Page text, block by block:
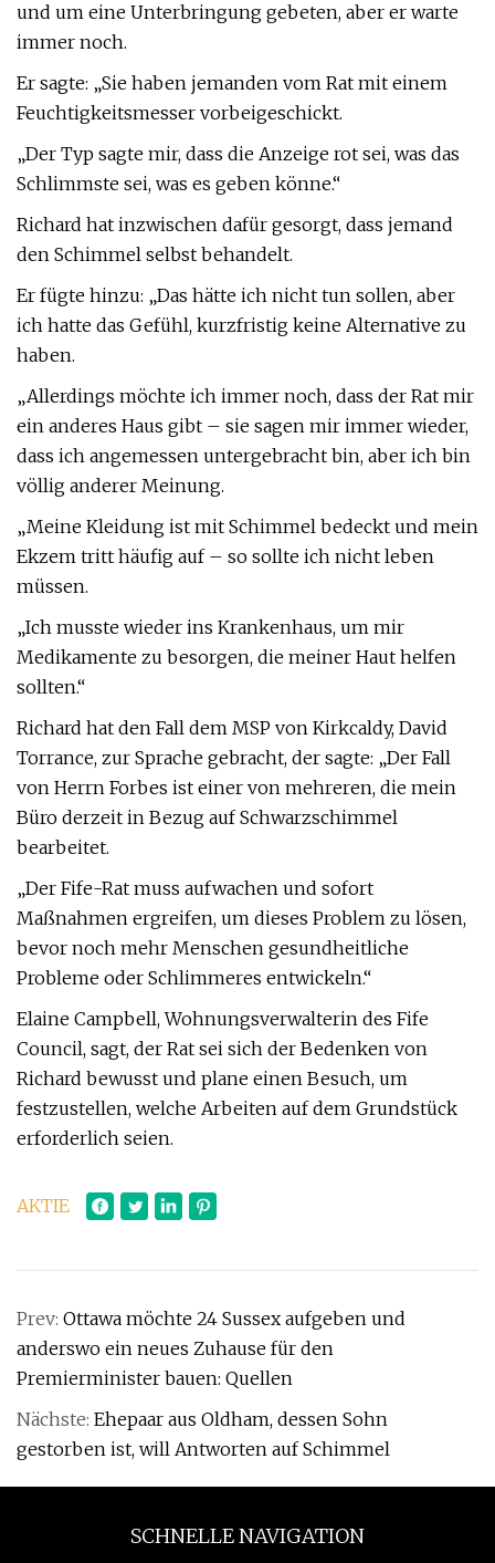
und um eine Unterbringung gebeten, aber er warte
immer noch.
Er sagte: „Sie haben jemanden vom Rat mit einem
Feuchtigkeitsmesser vorbeigeschickt.
„Der Typ sagte mir, dass die Anzeige rot sei, was das
Schlimmste sei, was es geben könne.“
Richard hat inzwischen dafür gesorgt, dass jemand
den Schimmel selbst behandelt.
Er fügte hinzu: „Das hätte ich nicht tun sollen, aber
ich hatte das Gefühl, kurzfristig keine Alternative zu
haben.
„Allerdings möchte ich immer noch, dass der Rat mir
ein anderes Haus gibt – sie sagen mir immer wieder,
dass ich angemessen untergebracht bin, aber ich bin
völlig anderer Meinung.
„Meine Kleidung ist mit Schimmel bedeckt und mein
Ekzem tritt häufig auf – so sollte ich nicht leben
müssen.
„Ich musste wieder ins Krankenhaus, um mir
Medikamente zu besorgen, die meiner Haut helfen
sollten.“
Richard hat den Fall dem MSP von Kirkcaldy, David
Torrance, zur Sprache gebracht, der sagte: „Der Fall
von Herrn Forbes ist einer von mehreren, die mein
Büro derzeit in Bezug auf Schwarzschimmel
bearbeitet.
„Der Fife-Rat muss aufwachen und sofort
Maßnahmen ergreifen, um dieses Problem zu lösen,
bevor noch mehr Menschen gesundheitliche
Probleme oder Schlimmeres entwickeln.“
Elaine Campbell, Wohnungsverwalterin des Fife
Council, sagt, der Rat sei sich der Bedenken von
Richard bewusst und plane einen Besuch, um
festzustellen, welche Arbeiten auf dem Grundstück
erforderlich seien.
AKTIE
Prev: Ottawa möchte 24 Sussex aufgeben und
anderswo ein neues Zuhause für den
Premierminister bauen: Quellen
Nächste: Ehepaar aus Oldham, dessen Sohn
gestorben ist, will Antworten auf Schimmel
SCHNELLE NAVIGATION